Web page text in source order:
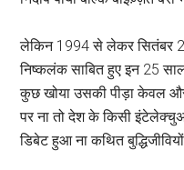
लेकिन 1994 से लेकर सितंबर
निष्कलंक साबित हुए इन 25
कुछ खोया उसकी पीड़ा केवल
पर ना तो देश के किसी
डिबेट हुआ ना कथित